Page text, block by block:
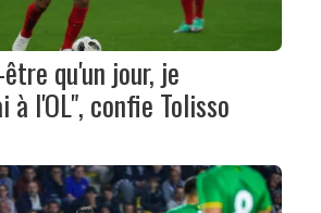
qu'un jour, je
à l'OL", confie Tolisso